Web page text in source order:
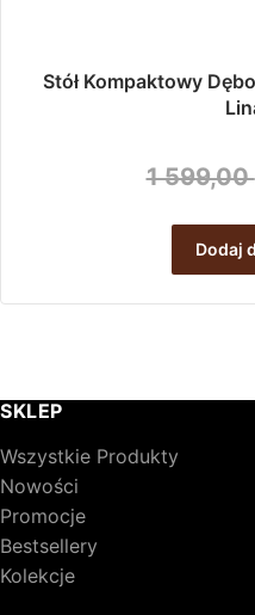
Stół Kompaktowy
1 599,00
Dodaj
SKLEP
Wszystkie Produkty
Nowości
Promocje
Bestsellery
Kolekcje